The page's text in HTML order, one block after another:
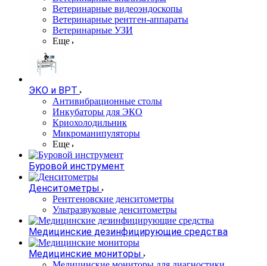
Ветеринарные видеоэндоскопы
Ветеринарные рентген-аппараты
Ветеринарные УЗИ
Еще
ЭКО и ВРТ
Антивибрационные столы
Инкубаторы для ЭКО
Криохолодильник
Микроманипуляторы
Еще
Буровой инструмент
Денситометры
Рентгеновские денситометры
Ультразвуковые денситометры
Медицинские дезинфицирующие средства
Медицинские мониторы